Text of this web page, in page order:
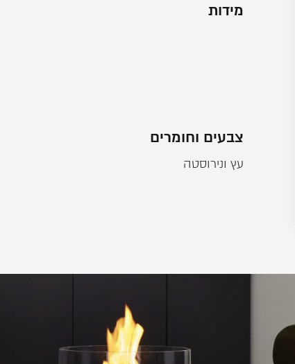
מידות
צבעים וחומרים
עץ ונירוסטה